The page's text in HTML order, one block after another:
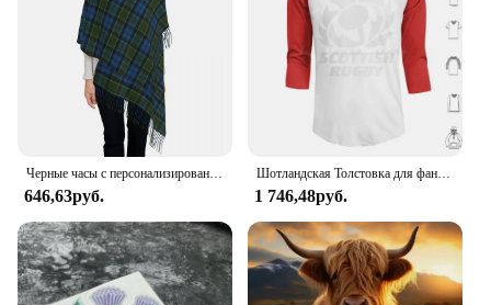
Черные часы с персонализированным принтом, оригинальный мужской шарф в старинном стиле, осенне-зимние теплые шарфы, шали, накидки
646,63руб.
Шотландская Толстовка для фанатов, хлопок, длинный рукав, регби
1 746,48руб.